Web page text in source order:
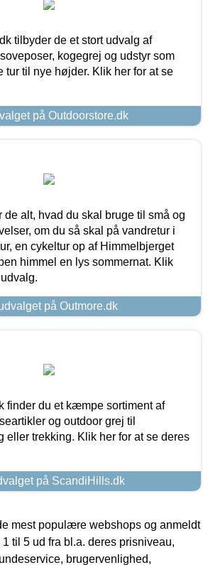
tilbyder de et stort udvalg af
kogegrej og udstyr som
tur til nye højder. Klik her for at se
på Outdoorstore.dk
de alt, hvad du skal bruge til små og
om du så skal på vandretur i
en cykeltur op af Himmelbjerget
himmel en lys sommernat. Klik
på Outmore.dk
finder du et kæmpe sortiment af
og outdoor grej til
eller trekking. Klik her for at se deres
på ScandiHills.dk
mest populære webshops og anmeldt
til 5 ud fra bl.a. deres prisniveau,
brugervenlighed,